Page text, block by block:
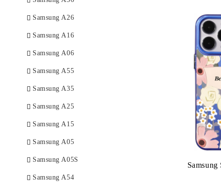
Samsung A26
Samsung A16
Samsung A06
Samsung A55
Samsung A35
Samsung A25
Samsung A15
Samsung A05
Samsung A05S
Samsung A54